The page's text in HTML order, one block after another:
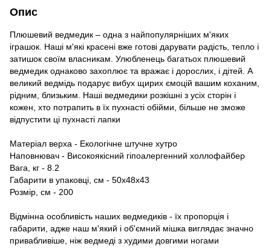
Опис
Плюшевий ведмедик – одна з найпопулярніших м'яких
іграшок. Наші м'які красені вже готові дарувати радість, тепло і
затишок своїм власникам. Улюбленець багатьох плюшевий
ведмедик однаково захоплює та вражає і дорослих, і дітей. А
великий ведмідь подарує вибух щирих ємоцій вашим коханим,
рідним, близьким. Наші ведмедики розкішні з усіх сторін і
кожен, хто потрапить в їх пухнасті обійми, більше не зможе
відпустити ці пухнасті лапки
Матеріал верха - Екологічне штучне хутро
Наповнювач - Високоякісний гіпоалергенний холлофайбер
Вага, кг - 8.2
Габарити в упаковці, см - 50х48х43
Розмір, см - 200
Відмінна особливість наших ведмедиків - їх пропорція і
габарити, адже наш м'який і об'ємний мішка виглядає значно
привабливіше, ніж ведмеді з худими довгими ногами